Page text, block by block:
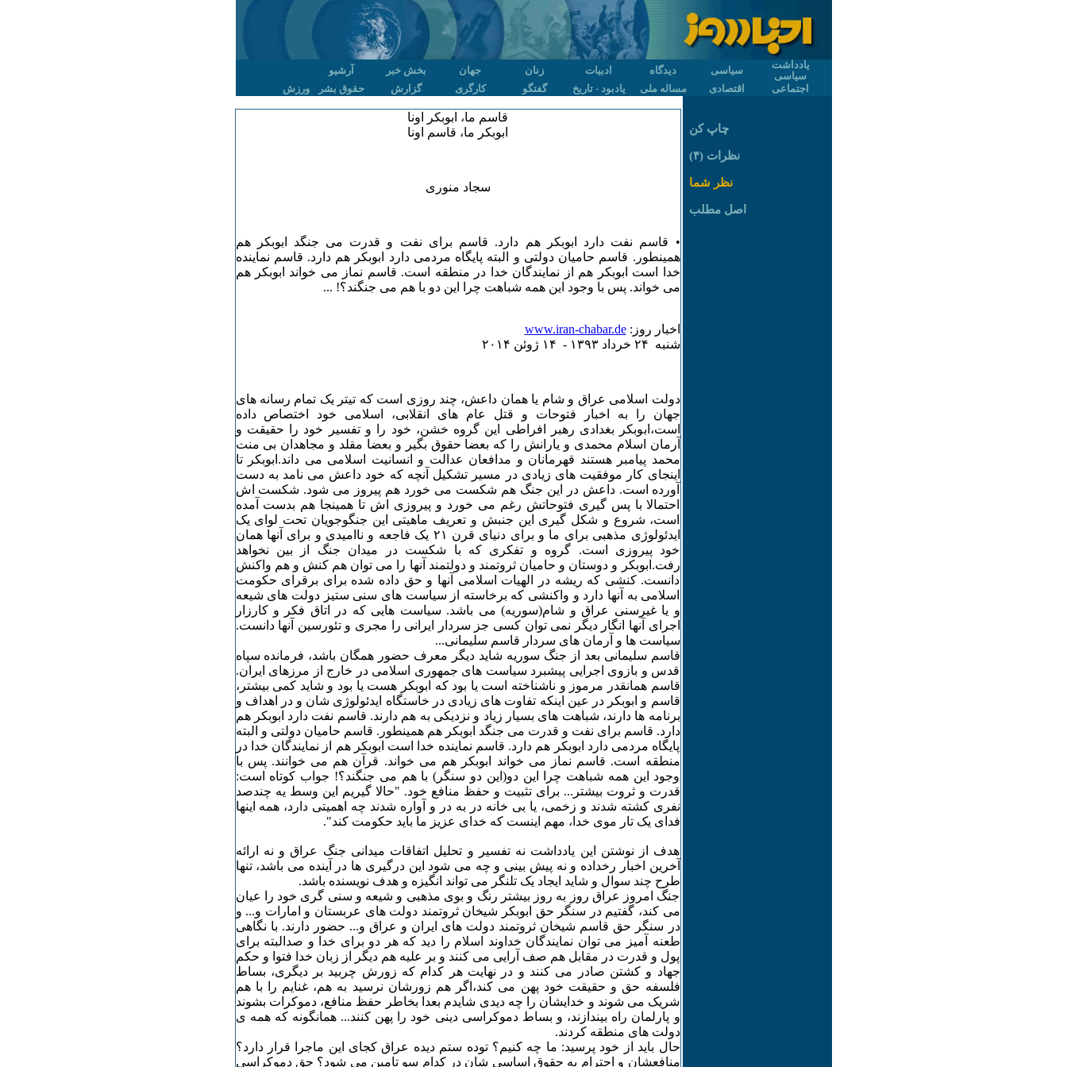
یادداشت
سیاسی
سیاسی دیدگاه ادبیات زنان جهان بخش خبر
آرشیو
اجتماعی
اقتصادی مساله ملی یادبود - تاریخ گفتگو کارگری گزارش حقوق بشر ورزش
قاسم ما، ابوبکر اونا
ابوبکر ما، قاسم اونا
سجاد منوری
• قاسم نفت دارد ابوبکر هم دارد. قاسم برای نفت و قدرت می جنگد ابوبکر هم
همینطور. قاسم حامیان دولتی و البته پایگاه مردمی دارد ابوبکر هم دارد. قاسم نماینده
خدا است ابوبکر هم از نمایندگان خدا در منطقه است. قاسم نماز می خواند ابوبکر هم
می خواند. پس با وجود این همه شباهت چرا این دو با هم می جنگند؟! ...
اخبار روز:www.iran-chabar.de
شنبه ۲۴ خرداد ۱٣۹٣ - ۱۴ ژوئن ۲۰۱۴
دولت اسلامی عراق و شام یا همان داعش، چند روزی است که تیتر یک تمام رسانه های
جهان را به اخبار فتوحات و قتل عام های انقلابی، اسلامی خود اختصاص داده
است،ابوبکر بغدادی رهبر افراطی این گروه خشن، خود را و تفسیر خود را حقیقت و
آرمان اسلام محمدی و یارانش را که بعضا حقوق بگیر و بعضا مقلد و مجاهدان بی منت
محمد پیامبر هستند قهرمانان و مدافعان عدالت و انسانیت اسلامی می داند.ابوبکر تا
اینجای کار موفقیت های زیادی در مسیر تشکیل آنچه که خود داعش می نامد به دست
آورده است. داعش در این جنگ هم شکست می خورد هم پیروز می شود. شکست اش
احتمالا با پس گیری فتوحاتش رغم می خورد و پیروزی اش تا همینجا هم بدست آمده
است، شروع و شکل گیری این جنبش و تعریف ماهیتی این جنگوجویان تحت لوای یک
ایدئولوژی مذهبی برای ما و برای دنیای قرن ۲۱ یک فاجعه و ناامیدی و برای آنها همان
خود پیروزی است. گروه و تفکری که با شکست در میدان جنگ از بین نخواهد
رفت.ابوبکر و دوستان و حامیان ثروتمند و دولتمند آنها را می توان هم کنش و هم واکنش
دانست. کنشی که ریشه در الهیات اسلامی آنها و حق داده شده برای برقرای حکومت
اسلامی به آنها دارد و واکنشی که برخاسته از سیاست های سنی ستیز دولت های شیعه
و یا غیرسنی عراق و شام(سوریه) می باشد. سیاست هایی که در اتاق فکر و کارزار
اجرای آنها انگار دیگر نمی توان کسی جز سردار ایرانی را مجری و تئورسین آنها دانست.
سیاست ها و آرمان های سردار قاسم سلیمانی...
قاسم سلیمانی بعد از جنگ سوریه شاید دیگر معرف حضور همگان باشد، فرمانده سپاه
قدس و بازوی اجرایی پیشبرد سیاست های جمهوری اسلامی در خارج از مرزهای ایران.
قاسم همانقدر مرموز و ناشناخته است یا بود که ابوبکر هست یا بود و شاید کمی بیشتر،
قاسم و ابوبکر در عین اینکه تفاوت های زیادی در خاستگاه ایدئولوژی شان و در اهداف و
برنامه ها دارند، شباهت های بسیار زیاد و نزدیکی به هم دارند. قاسم نفت دارد ابوبکر هم
دارد. قاسم برای نفت و قدرت می جنگد ابوبکر هم همینطور. قاسم حامیان دولتی و البته
پایگاه مردمی دارد ابوبکر هم دارد. قاسم نماینده خدا است ابوبکر هم از نمایندگان خدا در
منطقه است. قاسم نماز می خواند ابوبکر هم می خواند. قرآن هم می خوانند. پس با
وجود این همه شباهت چرا این دو(این دو سنگر) با هم می جنگند؟! جواب کوتاه است:
قدرت و ثروت بیشتر... برای تثبیت و حفظ منافع خود. "حالا گیریم این وسط یه چندصد
نفری کشته شدند و زخمی، یا بی خانه در به در و آواره شدند چه اهمیتی دارد، همه اینها
فدای یک تار موی خدا، مهم اینست که خدای عزیز ما باید حکومت کند".
هدف از نوشتن این یادداشت نه تفسیر و تحلیل اتفاقات میدانی جنگ عراق و نه ارائه
آخرین اخبار رخداده و نه پیش بینی و چه می شود این درگیری ها در آینده می باشد، تنها
طرح چند سوال و شاید ایجاد یک تلنگر می تواند انگیزه و هدف نویسنده باشد.
جنگ امروز عراق روز به روز بیشتر رنگ و بوی مذهبی و شیعه و سنی گری خود را عیان
می کند، گفتیم در سنگر حق ابوبکر شیخان ثروتمند دولت های عربستان و امارات و... و
در سنگر حق قاسم شیخان ثروتمند دولت های ایران و عراق و... حضور دارند. با نگاهی
طعنه آمیز می توان نمایندگان خداوند اسلام را دید که هر دو برای خدا و صدالبته برای
پول و قدرت در مقابل هم صف آرایی می کنند و بر علیه هم دیگر از زبان خدا فتوا و حکم
جهاد و کشتن صادر می کنند و در نهایت هر کدام که زورش چربید بر دیگری، بساط
فلسفه حق و حقیقت خود پهن می کند،اگر هم زورشان نرسید به هم، غنایم را با هم
شریک می شوند و خدایشان را چه دیدی شایدم بعدا بخاطر حفظ منافع، دموکرات بشوند
و پارلمان راه بیندازند، و بساط دموکراسی دینی خود را پهن کنند... همانگونه که همه ی
دولت های منطقه کردند.
حال باید از خود پرسید: ما چه کنیم؟ توده ستم دیده عراق کجای این ماجرا قرار دارد؟
منافعشان و احترام به حقوق اساسی شان در کدام سو تامین می شود؟ حق دموکراسی
چاپ کن
نظرات (۴)
نظر شما
اصل مطلب